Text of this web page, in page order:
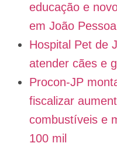
educação e
em João Pessoa
Hospital Pet de
atender cães e
Procon-JP
fiscalizar
combustíveis e
100 mil